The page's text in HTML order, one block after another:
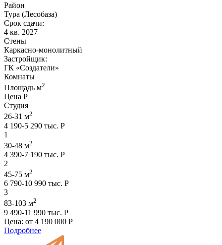
Район
Тура (Лесобаза)
Срок сдачи:
4 кв. 2027
Стены
Каркасно-монолитный
Застройщик:
ГК «Создатели»
Комнаты
Площадь м2
Цена Р
Студия
26-31 м2
4 190-5 290 тыс. Р
1
30-48 м2
4 390-7 190 тыс. Р
2
45-75 м2
6 790-10 990 тыс. Р
3
83-103 м2
9 490-11 990 тыс. Р
Цена: от 4 190 000 Р
Подробнее